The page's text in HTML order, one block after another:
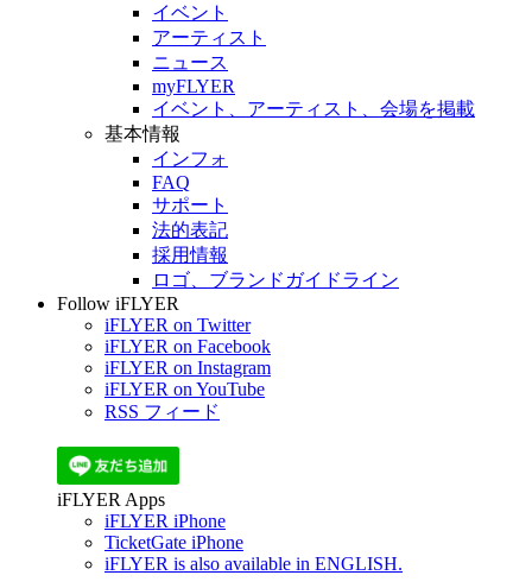
イベント
アーティスト
ニュース
myFLYER
イベント、アーティスト、会場を掲載
基本情報
インフォ
FAQ
サポート
法的表記
採用情報
ロゴ、ブランドガイドライン
Follow iFLYER
iFLYER on Twitter
iFLYER on Facebook
iFLYER on Instagram
iFLYER on YouTube
RSS フィード
iFLYER Apps
iFLYER iPhone
TicketGate iPhone
iFLYER is also available in ENGLISH.